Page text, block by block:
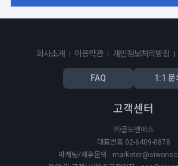
회사소개 이용약관 개인정보처리방침
FAQ 1:1 문
고객센터
㈜골드앤에스
대표번호 02-6409-0878
마케팅/제휴문의 :